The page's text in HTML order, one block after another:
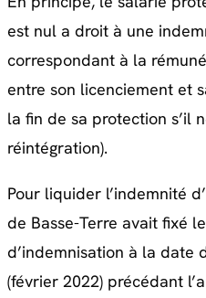
est nul a droit à une
correspondant à la
entre son licenciement et
la fin de sa protection s’il
réintégration).
Pour liquider l’indemnité
de Basse-Terre avait fixé
d’indemnisation à la date
(février 2022) précédant